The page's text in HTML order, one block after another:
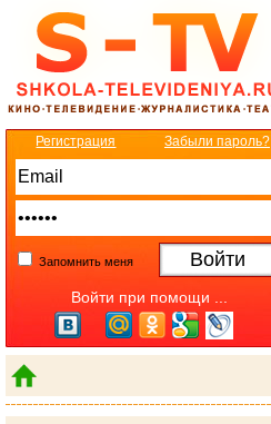
Регистрация Забыли пароль?
Запомнить меня
Войти при помощи ...